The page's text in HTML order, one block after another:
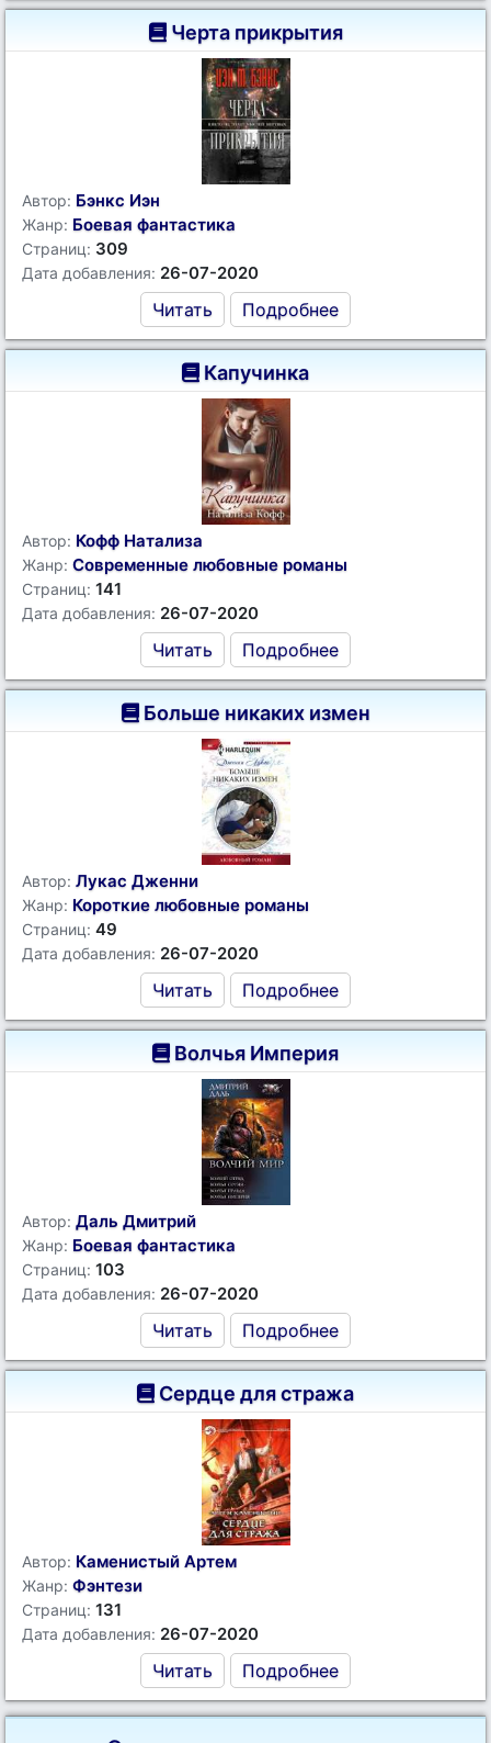
Черта прикрытия
Автор: Бэнкс Иэн
Жанр: Боевая фантастика
Страниц: 309
Дата добавления: 26-07-2020
Читать Подробнее
Капучинка
Автор: Кофф Натализа
Жанр: Современные любовные романы
Страниц: 141
Дата добавления: 26-07-2020
Читать Подробнее
Больше никаких измен
Автор: Лукас Дженни
Жанр: Короткие любовные романы
Страниц: 49
Дата добавления: 26-07-2020
Читать Подробнее
Волчья Империя
Автор: Даль Дмитрий
Жанр: Боевая фантастика
Страниц: 103
Дата добавления: 26-07-2020
Читать Подробнее
Сердце для стража
Автор: Каменистый Артем
Жанр: Фэнтези
Страниц: 131
Дата добавления: 26-07-2020
Читать Подробнее